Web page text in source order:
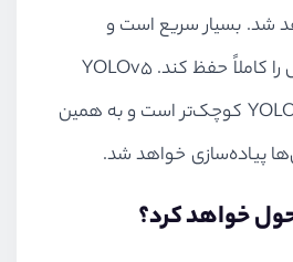
شد. بسیار سریع است و
کاملاً حفظ کند. YOLOv5
کوچک‌تر است و به همین
پیاده‌سازی خواهد شد.
خواهد کرد؟